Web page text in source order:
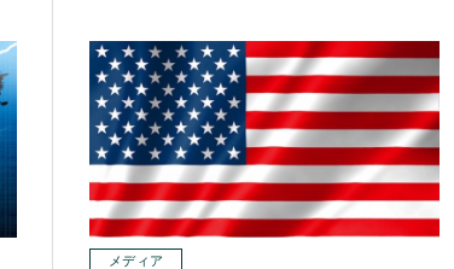
メディア